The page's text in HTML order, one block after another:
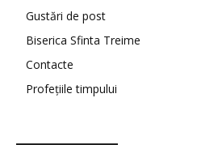
Gustări de post
Biserica Sfinta Treime
Contacte
Profețiile timpului